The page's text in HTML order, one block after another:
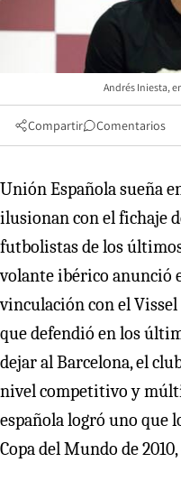
Andrés Iniesta,
Compartir Comentarios
Unión Española sueña
ilusionan con el fichaje
futbolistas de los
volante ibérico anunció
vinculación con el Vissel
que defendió en los
dejar al Barcelona, el
nivel competitivo y
española logró uno
Copa del Mundo de